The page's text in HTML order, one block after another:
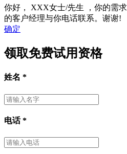
你好， XXX女士/先生
，你的需
的客户经理与你电话联系。谢谢!
确定
领取免费试用资格
姓名 *
电话*